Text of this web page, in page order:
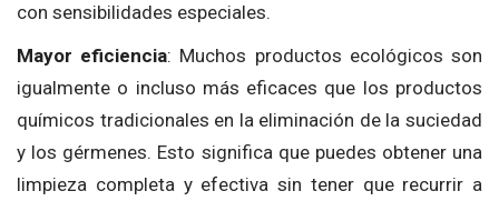
con sensibilidades especiales.
Mayor eficiencia: Muchos productos ecológicos son
igualmente o incluso más eficaces que los productos
químicos tradicionales en la eliminación de la suciedad
y los gérmenes. Esto significa que puedes obtener una
limpieza completa y efectiva sin tener que recurrir a